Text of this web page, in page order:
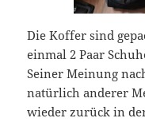
Die Koffer sind
einmal 2 Paar
Seiner Meinung
natürlich anderer
wieder zurück in